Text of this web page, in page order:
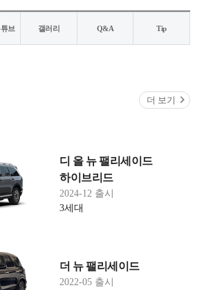
브 갤러리 Q&A Tip
더 보기
디 올 뉴 팰리세이드
하이브리드
2024-12 출시
3세대
더 뉴 팰리세이드
2022-05 출시